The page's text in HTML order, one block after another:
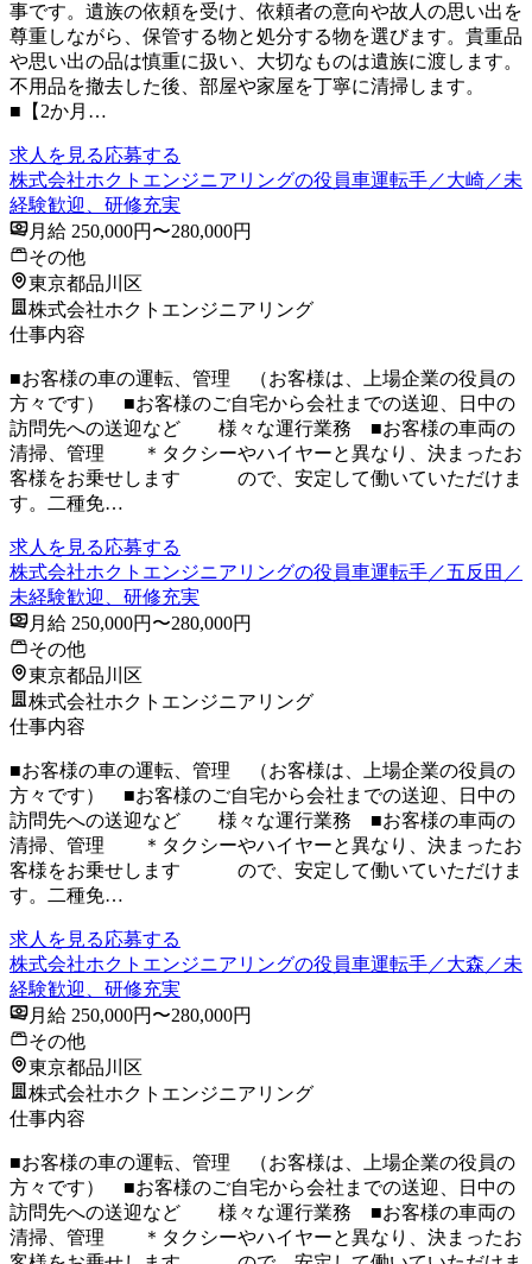
事です。遺族の依頼を受け、依頼者の意向や故人の思い出を
尊重しながら、保管する物と処分する物を選びます。貴重品
や思い出の品は慎重に扱い、大切なものは遺族に渡します。
不用品を撤去した後、部屋や家屋を丁寧に清掃します。
■【2か月…
求人を見る応募する
株式会社ホクトエンジニアリングの役員車運転手／大崎／未
経験歓迎、研修充実
月給 250,000円〜280,000円
その他
東京都品川区
株式会社ホクトエンジニアリング
仕事内容
■お客様の車の運転、管理 （お客様は、上場企業の役員の
方々です） ■お客様のご自宅から会社までの送迎、日中の
訪問先への送迎など 様々な運行業務 ■お客様の車両の
清掃、管理 ＊タクシーやハイヤーと異なり、決まったお
客様をお乗せします ので、安定して働いていただけま
す。二種免…
求人を見る応募する
株式会社ホクトエンジニアリングの役員車運転手／五反田／
未経験歓迎、研修充実
月給 250,000円〜280,000円
その他
東京都品川区
株式会社ホクトエンジニアリング
仕事内容
■お客様の車の運転、管理 （お客様は、上場企業の役員の
方々です） ■お客様のご自宅から会社までの送迎、日中の
訪問先への送迎など 様々な運行業務 ■お客様の車両の
清掃、管理 ＊タクシーやハイヤーと異なり、決まったお
客様をお乗せします ので、安定して働いていただけま
す。二種免…
求人を見る応募する
株式会社ホクトエンジニアリングの役員車運転手／大森／未
経験歓迎、研修充実
月給 250,000円〜280,000円
その他
東京都品川区
株式会社ホクトエンジニアリング
仕事内容
■お客様の車の運転、管理 （お客様は、上場企業の役員の
方々です） ■お客様のご自宅から会社までの送迎、日中の
訪問先への送迎など 様々な運行業務 ■お客様の車両の
清掃、管理 ＊タクシーやハイヤーと異なり、決まったお